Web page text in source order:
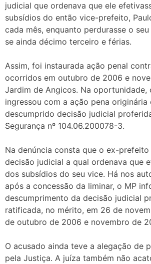
judicial que ordenava que ele
subsídios do então vice-prefeito,
cada mês, enquanto perdurasse o
se ainda décimo terceiro e férias.
Assim, foi instaurada ação penal
ocorridos em outubro de 2006 e
Jardim de Angicos. Na oportunidade,
ingressou com a ação pena
descumprido decisão judicial
Segurança nº 104.06.200078-3.
Na denúncia consta que o ex-
decisão judicial a qual ordenava que
dos subsídios do seu vice. Há nos
após a concessão da liminar, o MP
descumprimento da decisão judicial
ratificada, no mérito, em 26 de
de outubro de 2006 e novembro de
O acusado ainda teve a alegação de
pela Justiça. A juíza também não